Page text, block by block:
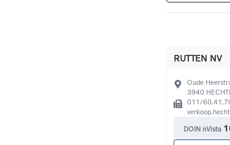
RUTTEN NV
Oude
3940
011/
DOIN nVista